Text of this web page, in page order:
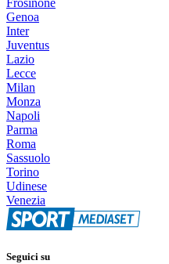
Frosinone
Genoa
Inter
Juventus
Lazio
Lecce
Milan
Monza
Napoli
Parma
Roma
Sassuolo
Torino
Udinese
Venezia
Seguici su